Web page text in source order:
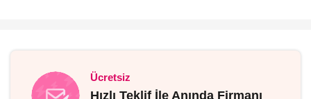
Ücretsiz
Hızlı Teklif İle Anında Firmanı